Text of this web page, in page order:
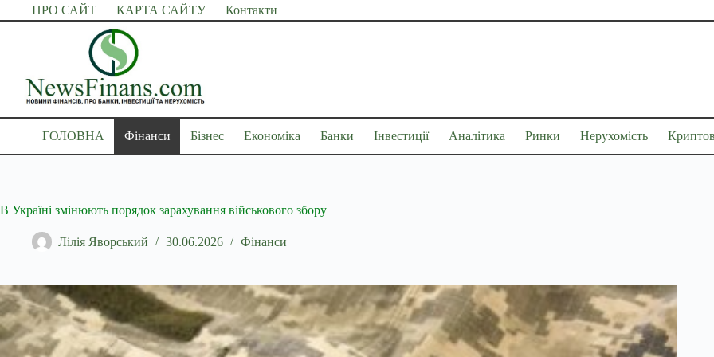
Перейти
до
ПРО САЙТ КАРТА САЙТУ Контакти
ГОЛОВНА Фінанси Бізнес Економіка Банки Інвестиції Аналітика Ринки Нерухомість
В Україні змінюють порядок зарахування військового збору
Лілія Яворський 30.06.2026 Фінанси